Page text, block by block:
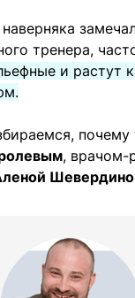
тренера,
и растут
, врачом-